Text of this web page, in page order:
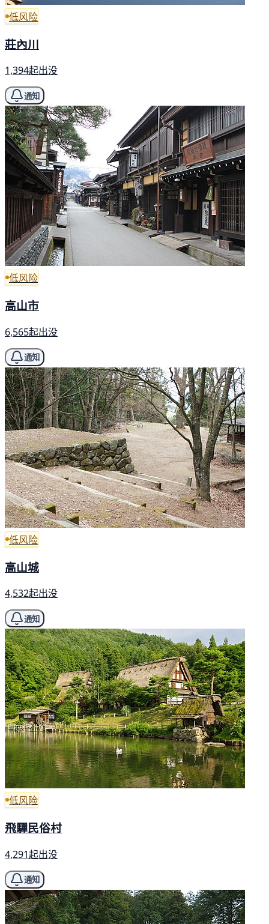
低风险
莊內川
1,394起出没
通知
低风险
高山市
6,565起出没
通知
低风险
高山城
4,532起出没
通知
低风险
飛驒民俗村
4,291起出没
通知